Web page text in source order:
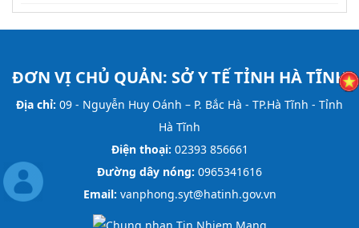
ĐƠN VỊ CHỦ QUẢN: SỞ Y TẾ TỈNH HÀ TĨNH
Địa chỉ: 09 - Nguyễn Huy Oánh – P. Bắc Hà - TP.Hà Tĩnh - Tỉnh
Hà Tĩnh
Điện thoại: 02393 856661
Đường dây nóng: 0965341616
Email: vanphong.syt@hatinh.gov.vn